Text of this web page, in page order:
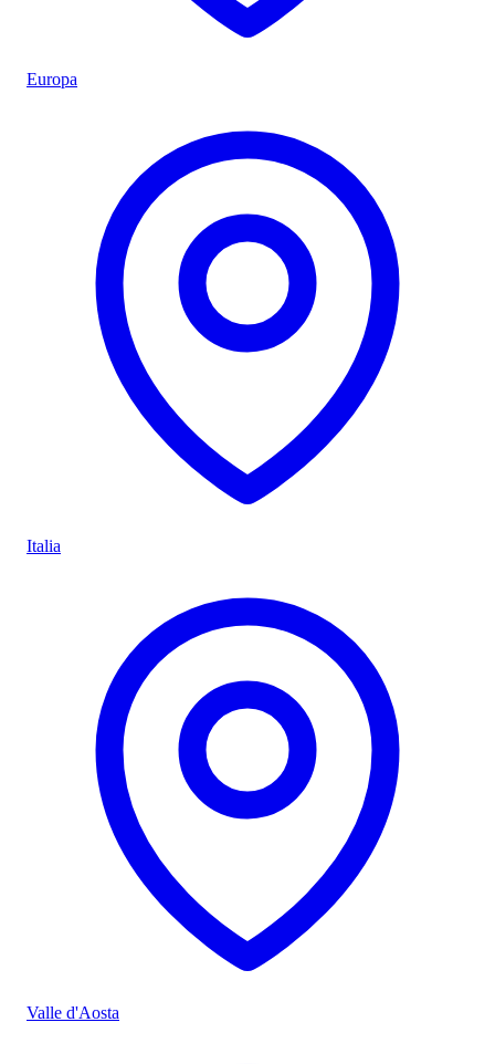
Europa
Italia
Valle d'Aosta